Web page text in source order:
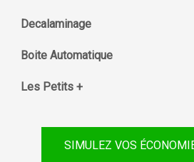
Decalaminage
Boite Automatique
Les Petits +
SIMULEZ VOS